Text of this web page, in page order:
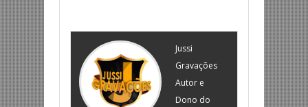
Jussi
Gravações
Autor e
Dono do